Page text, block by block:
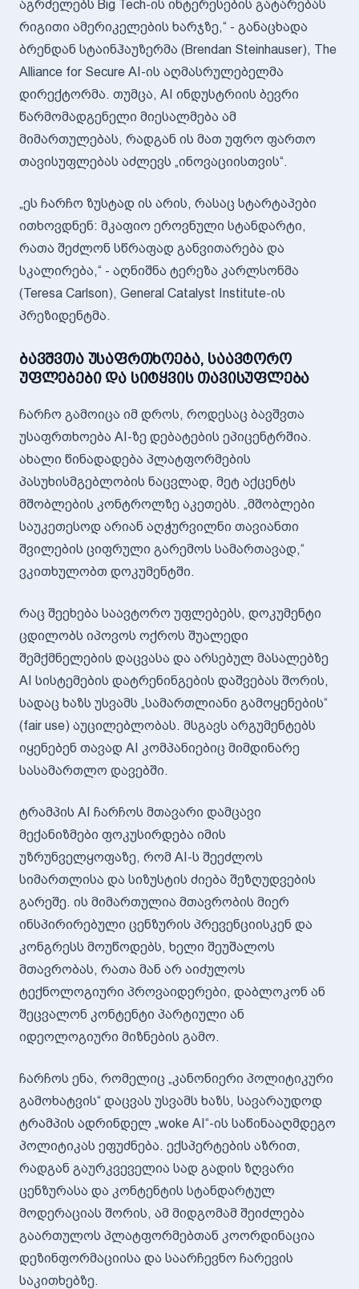
აგრძელებს Big Tech-ის ინტერესების გატარებას
რიგითი ამერიკელების ხარჯზე,“ - განაცხადა
ბრენდან სტაინჰაუზერმა (Brendan Steinhauser), The
Alliance for Secure AI-ის აღმასრულებელმა
დირექტორმა. თუმცა, AI ინდუსტრიის ბევრი
წარმომადგენელი მიესალმება ამ
მიმართულებას, რადგან ის მათ უფრო ფართო
თავისუფლებას აძლევს „ინოვაციისთვის“.
„ეს ჩარჩო ზუსტად ის არის, რასაც სტარტაპები
ითხოვდნენ: მკაფიო ეროვნული სტანდარტი,
რათა შეძლონ სწრაფად განვითარება და
სკალირება,“ - აღნიშნა ტერეზა კარლსონმა
(Teresa Carlson), General Catalyst Institute-ის
პრეზიდენტმა.
ბავშვთა უსაფრთხოება, საავტორო
უფლებები და სიტყვის თავისუფლება
ჩარჩო გამოიცა იმ დროს, როდესაც ბავშვთა
უსაფრთხოება AI-ზე დებატების ეპიცენტრშია.
ახალი წინადადება პლატფორმების
პასუხისმგებლობის ნაცვლად, მეტ აქცენტს
მშობლების კონტროლზე აკეთებს. „მშობლები
საუკეთესოდ არიან აღჭურვილნი თავიანთი
შვილების ციფრული გარემოს სამართავად,“
ვკითხულობთ დოკუმენტში.
რაც შეეხება საავტორო უფლებებს, დოკუმენტი
ცდილობს იპოვოს ოქროს შუალედი
შემქმნელების დაცვასა და არსებულ მასალებზე
AI სისტემების დატრენინგების დაშვებას შორის,
სადაც ხაზს უსვამს „სამართლიანი გამოყენების“
(fair use) აუცილებლობას. მსგავს არგუმენტებს
იყენებენ თავად AI კომპანიებიც მიმდინარე
სასამართლო დავებში.
ტრამპის AI ჩარჩოს მთავარი დამცავი
მექანიზმები ფოკუსირდება იმის
უზრუნველყოფაზე, რომ AI-ს შეეძლოს
სიმართლისა და სიზუსტის ძიება შეზღუდვების
გარეშე. ის მიმართულია მთავრობის მიერ
ინსპირირებული ცენზურის პრევენციისკენ და
კონგრესს მოუწოდებს, ხელი შეუშალოს
მთავრობას, რათა მან არ აიძულოს
ტექნოლოგიური პროვაიდერები, დაბლოკონ ან
შეცვალონ კონტენტი პარტიული ან
იდეოლოგიური მიზნების გამო.
ჩარჩოს ენა, რომელიც „კანონიერი პოლიტიკური
გამოხატვის“ დაცვას უსვამს ხაზს, სავარაუდოდ
ტრამპის ადრინდელ „woke AI“-ის საწინააღმდეგო
პოლიტიკას ეფუძნება. ექსპერტების აზრით,
რადგან გაურკვეველია სად გადის ზღვარი
ცენზურასა და კონტენტის სტანდარტულ
მოდერაციას შორის, ამ მიდგომამ შეიძლება
გაართულოს პლატფორმებთან კოორდინაცია
დეზინფორმაციისა და საარჩევნო ჩარევის
საკითხებზე.